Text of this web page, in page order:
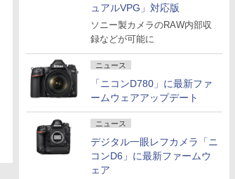
ュアルVPG」対応版
ソニー製カメラのRAW内部収
録などが可能に
ニュース
「ニコンD780」に最新ファ
ームウェアアップデート
ニュース
デジタル一眼レフカメラ「ニ
コンD6」に最新ファームウ
ェア